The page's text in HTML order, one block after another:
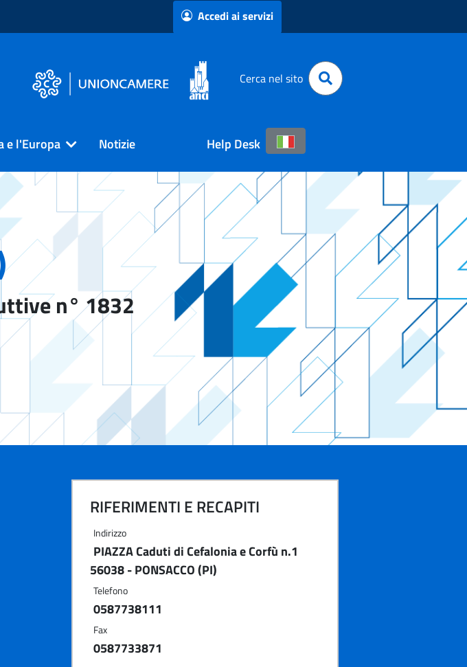
Accedi ai servizi
Cerca nel sito
e l'Europa Notizie Help Desk
n° 1832
RIFERIMENTI E RECAPITI
Indirizzo
PIAZZA Caduti di Cefalonia e Corfù n.1
56038 - PONSACCO (PI)
Telefono
0587738111
Fax
0587733871